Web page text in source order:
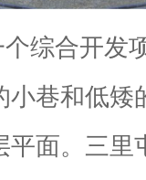
综合开发
小巷和低矮
平面。三里